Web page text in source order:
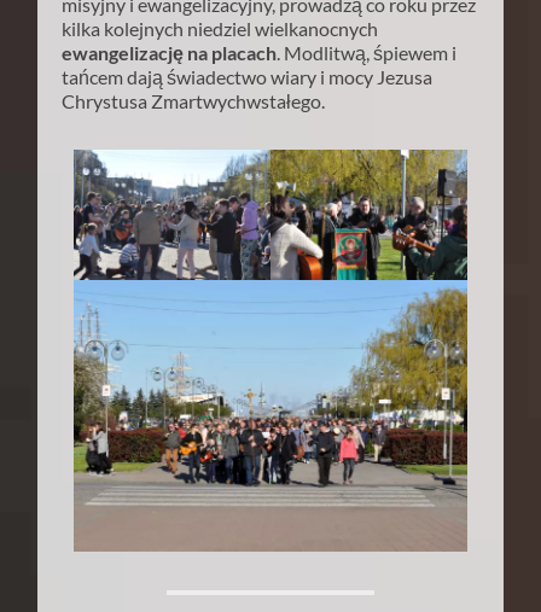
kilka kolejnych niedziel wielkanocnych
ewangelizację na placach. Modlitwą, śpiewem i
tańcem dają świadectwo wiary i mocy Jezusa
Chrystusa Zmartwychwstałego.